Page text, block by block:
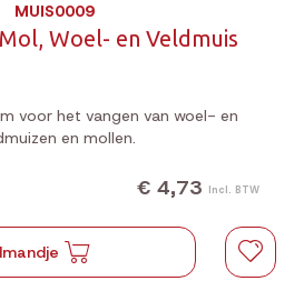
MUIS0009
Woel- en Veldmuis
voor het vangen van woel- en
en mollen.
€ 4,73 Incl. BTW